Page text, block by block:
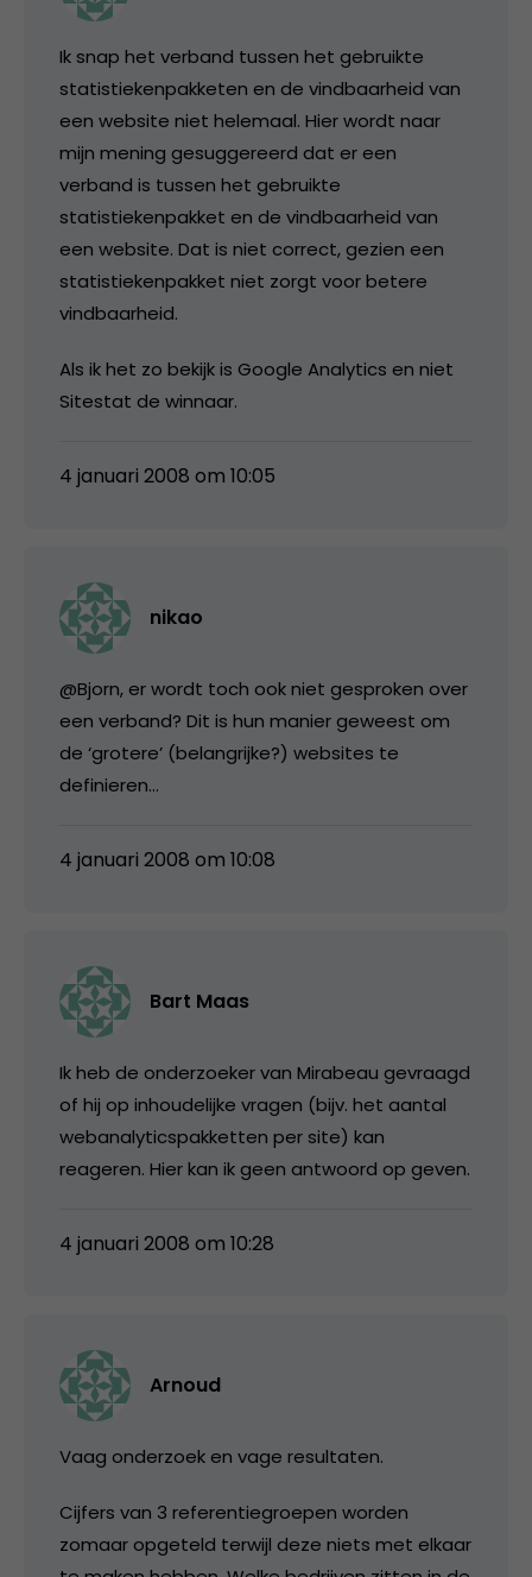
Ik snap het verband tussen het gebruikte
statistiekenpakketen en de vindbaarheid van
een website niet helemaal. Hier wordt naar
mijn mening gesuggereerd dat er een
verband is tussen het gebruikte
statistiekenpakket en de vindbaarheid van
een website. Dat is niet correct, gezien een
statistiekenpakket niet zorgt voor betere
vindbaarheid.
Als ik het zo bekijk is Google Analytics en niet
Sitestat de winnaar.
4 januari 2008 om 10:05
nikao
@Bjorn, er wordt toch ook niet gesproken over
een verband? Dit is hun manier geweest om
de ‘grotere’ (belangrijke?) websites te
definieren…
4 januari 2008 om 10:08
Bart Maas
Ik heb de onderzoeker van Mirabeau gevraagd
of hij op inhoudelijke vragen (bijv. het aantal
webanalyticspakketten per site) kan
reageren. Hier kan ik geen antwoord op geven.
4 januari 2008 om 10:28
Arnoud
Vaag onderzoek en vage resultaten.
Cijfers van 3 referentiegroepen worden
zomaar opgeteld terwijl deze niets met elkaar